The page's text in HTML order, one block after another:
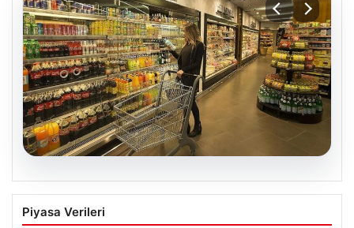
05.08.2026
Enflasyon verileri ne zaman
açıklanacak? 2026 TÜİK mart ayı
Piyasa Verileri